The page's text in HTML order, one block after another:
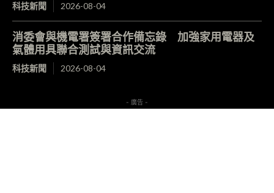
科技新聞 2026-08-04
消委會與機電署簽署合作備忘錄 加強家用電器及
氣體用具聯合測試與資訊交流
科技新聞 2026-08-04
- 廣告 -